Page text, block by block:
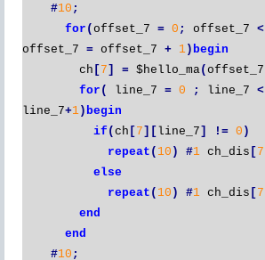
#10 ;
for ( offset_7 = 0 ; offset_7 <
offset_7 = offset_7 + 1) begin
ch [ 7 ] = $hello_ma( offset_7
for ( line_7 = 0 ; line_7 <
line_7+1) begin
if ( ch [ 7 ][ line_7 ] != 0 )
repeat ( 10 ) #1 ch_dis [ 7
else
repeat ( 10 ) #1 ch_dis [ 7
end
end
#10 ;